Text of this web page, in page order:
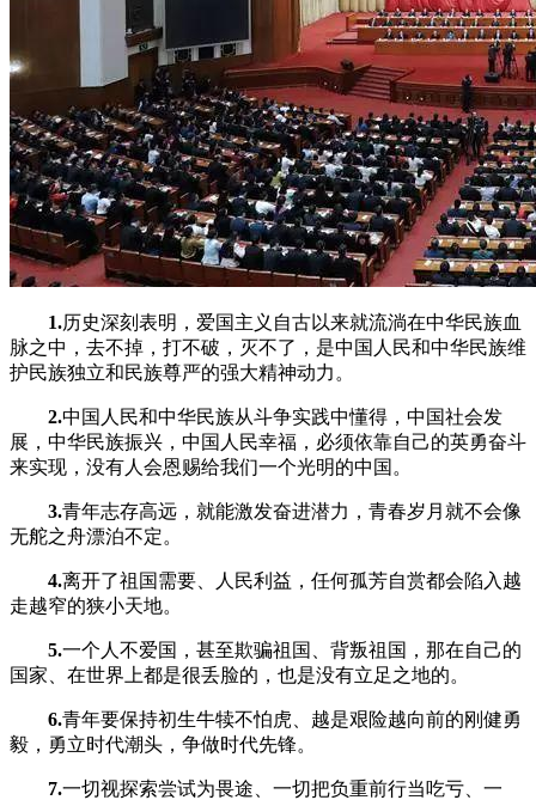
1.历史深刻表明，爱国主义自古以来就流淌在中华民族血
脉之中，去不掉，打不破，灭不了，是中国人民和中华民族维
护民族独立和民族尊严的强大精神动力。
2.中国人民和中华民族从斗争实践中懂得，中国社会发
展，中华民族振兴，中国人民幸福，必须依靠自己的英勇奋斗
来实现，没有人会恩赐给我们一个光明的中国。
3.青年志存高远，就能激发奋进潜力，青春岁月就不会像
无舵之舟漂泊不定。
4.离开了祖国需要、人民利益，任何孤芳自赏都会陷入越
走越窄的狭小天地。
5.一个人不爱国，甚至欺骗祖国、背叛祖国，那在自己的
国家、在世界上都是很丢脸的，也是没有立足之地的。
6.青年要保持初生牛犊不怕虎、越是艰险越向前的刚健勇
毅，勇立时代潮头，争做时代先锋。
7.一切视探索尝试为畏途、一切把负重前行当吃亏、一